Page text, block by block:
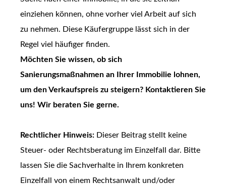
einziehen können, ohne vorher viel Arbeit auf sich
zu nehmen. Diese Käufergruppe lässt sich in der
Regel viel häufiger finden.
Möchten Sie wissen, ob sich
Sanierungsmaßnahmen an Ihrer Immobilie lohnen,
um den Verkaufspreis zu steigern? Kontaktieren Sie
uns! Wir beraten Sie gerne.
Rechtlicher Hinweis: Dieser Beitrag stellt keine
Steuer- oder Rechtsberatung im Einzelfall dar. Bitte
lassen Sie die Sachverhalte in Ihrem konkreten
Einzelfall von einem Rechtsanwalt und/oder